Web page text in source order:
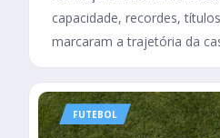
capacidade, recordes,
marcaram a trajetória da
FUTEBOL